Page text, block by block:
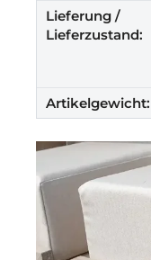
Lieferung /
Lieferzustand:
Artikelgewicht: